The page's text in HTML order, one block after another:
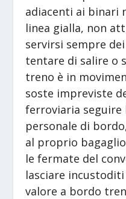
adiacenti ai binari
linea gialla, non
servirsi sempre
tentare di salire o
treno è in
soste impreviste
ferroviaria seguire
personale di
al proprio
le fermate del
lasciare
valore a bordo